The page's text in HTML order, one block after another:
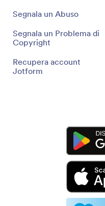
Segnala un Abuso
Segnala un Problema di
Copyright
Recupera account
Jotform